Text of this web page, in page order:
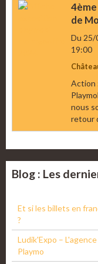
de
Du
19:00
Action
nous
retour
Blog : Les
Et si les billets en
?
Ludik'Expo –
Playmo